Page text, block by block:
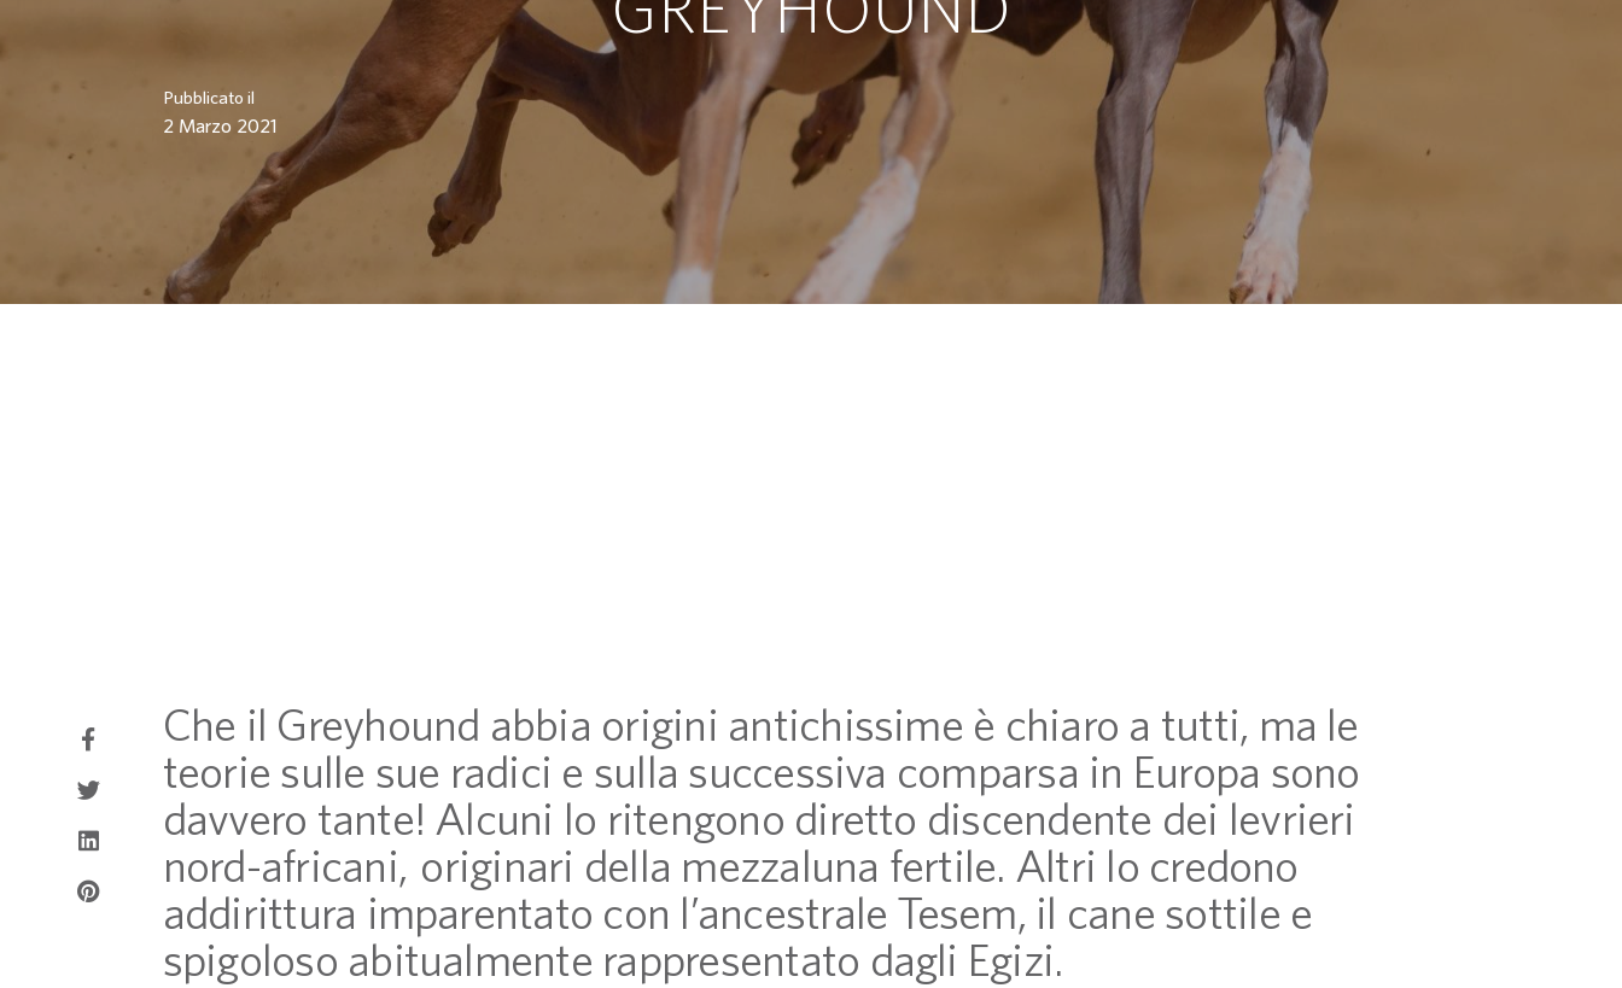
Pubblicato il
2 Marzo 2021
Che il Greyhound abbia origini antichissime è chiaro a tutti, ma le
teorie sulle sue radici e sulla successiva comparsa in Europa sono
davvero tante! Alcuni lo ritengono diretto discendente dei levrieri
nord-africani, originari della mezzaluna fertile. Altri lo credono
addirittura imparentato con l’ancestrale Tesem, il cane sottile e
spigoloso abitualmente rappresentato dagli Egizi.